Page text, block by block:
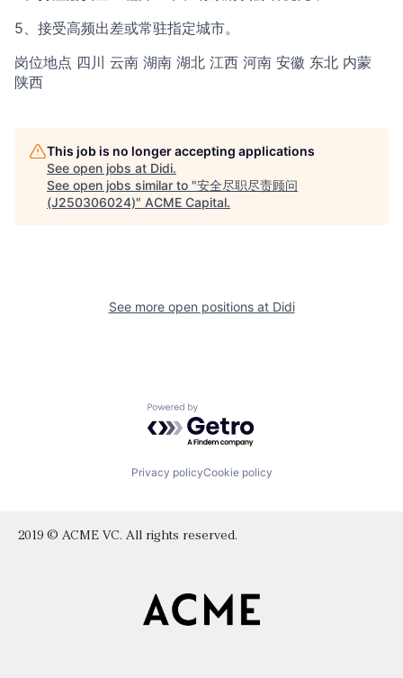
5、接受高频出差或常驻指定城市。
岗位地点 四川 云南 湖南 湖北 江西 河南 安徽 东北 内蒙
陕西
This job is no longer accepting applications
See open jobs at Didi.
See open jobs similar to "安全尽职尽责顾问
(J250306024)" ACME Capital.
See more open positions at Didi
Powered by Getro.com
Privacy policyCookie policy
2019 © ACME VC. All rights reserved.